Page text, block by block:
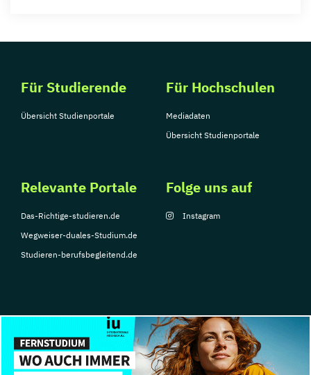
Für Studierende
Übersicht Studienportale
Für Hochschulen
Mediadaten
Übersicht Studienportale
Relevante Portale
Das-Richtige-studieren.de
Wegweiser-duales-Studium.de
Studieren-berufsbegleitend.de
Folge uns auf
Instagram
© Copyright 2026, TarGroup Media GmbH
Impressum
Über Datenschutzerklärung Nutzungsbedingungen